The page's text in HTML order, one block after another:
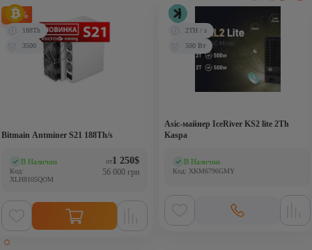
Bitmain Antminer S21 188Th/s
-71%
188Th
3500
В Наличии
Код:
XLH8105QOM
от1 250$
56 000 грн
Аsic-майнер IceRiver KS2 lite 2Th
Kaspa
2TH / s
500 Вт
В Наличии
Код: XKM6796GMY